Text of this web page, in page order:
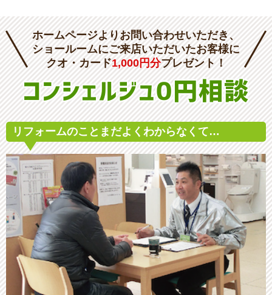
ホームページよりお問い合わせいただき、
ショールームにご来店いただいたお客様に
クオ・カード1,000円分プレゼント！
コンシェルジュ0円相談
リフォームのこと まだよくわからなくて…